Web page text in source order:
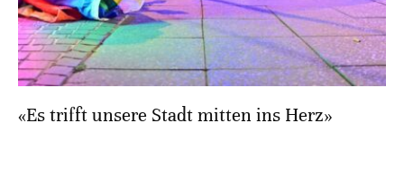
«Es trifft unsere Stadt mitten ins Herz»